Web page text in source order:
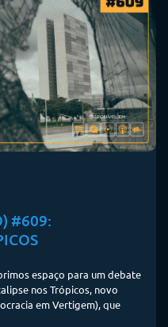
#609:
espaço para um debate
nos Trópicos, novo
em Vertigem), que